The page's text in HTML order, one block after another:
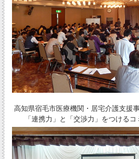
高知県宿毛市医療機関・居宅介護支援
「連携力」と「交渉力」をつける